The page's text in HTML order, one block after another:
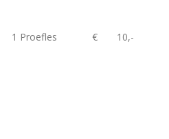
1 Proefles € 10,-